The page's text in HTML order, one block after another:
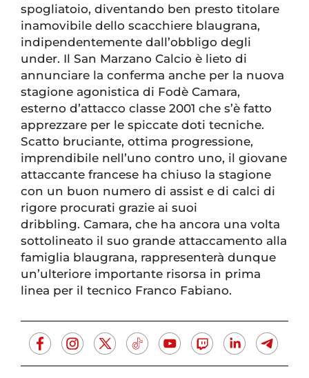
spogliatoio, diventando ben presto titolare
inamovibile dello scacchiere blaugrana,
indipendentemente dall’obbligo degli
under. Il San Marzano Calcio è lieto di
annunciare la conferma anche per la nuova
stagione agonistica di Fodè Camara,
esterno d’attacco classe 2001 che s’è fatto
apprezzare per le spiccate doti tecniche.
Scatto bruciante, ottima progressione,
imprendibile nell’uno contro uno, il giovane
attaccante francese ha chiuso la stagione
con un buon numero di assist e di calci di
rigore procurati grazie ai suoi
dribbling. Camara, che ha ancora una volta
sottolineato il suo grande attaccamento alla
famiglia blaugrana, rappresenterà dunque
un’ulteriore importante risorsa in prima
linea per il tecnico Franco Fabiano.